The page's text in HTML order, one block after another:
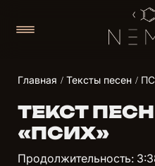
Главная Тексты песен
ТЕКСТ
«ПСИХ»
Продолжительность: